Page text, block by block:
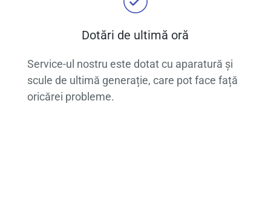
Dotări de ultimă oră
Service-ul nostru este dotat cu aparatură și
scule de ultimă generație, care pot face față